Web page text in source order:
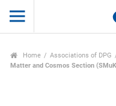
Home Associations of DPG
Matter and Cosmos Section